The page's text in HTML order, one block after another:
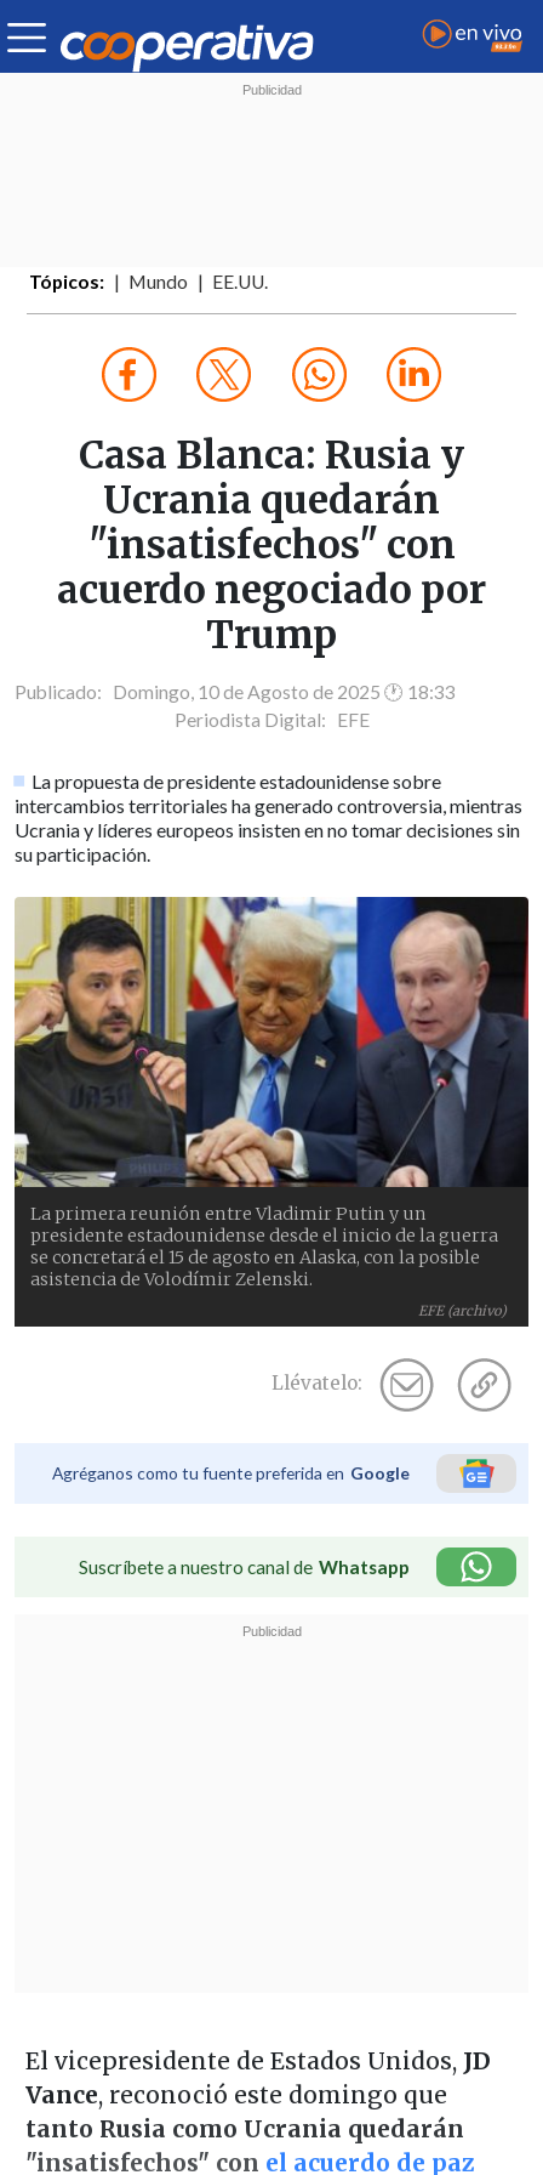
Tópicos: Mundo EE.UU.
Casa Blanca: Rusia y
Ucrania quedarán
"insatisfechos" con
acuerdo negociado por
Trump
Publicado: Domingo, 10 de Agosto de 2025 🕐 18:33
Periodista Digital: EFE
La propuesta de presidente estadounidense sobre
intercambios territoriales ha generado controversia, mientras
Ucrania y líderes europeos insisten en no tomar decisiones sin
su participación.
EFE (archivo)
La primera reunión entre Vladimir Putin y un
presidente estadounidense desde el inicio de la guerra
se concretará el 15 de agosto en Alaska, con la posible
asistencia de Volodímir Zelenski.
Llévatelo:
Agréganos como tu fuente preferida en Google
Suscríbete a nuestro canal de Whatsapp
El vicepresidente de Estados Unidos, JD
Vance, reconoció este domingo que
tanto Rusia como Ucrania quedarán
"insatisfechos" con el acuerdo de paz